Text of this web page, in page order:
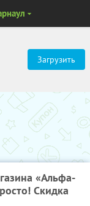
Загрузить
«Альфа-
Скидка